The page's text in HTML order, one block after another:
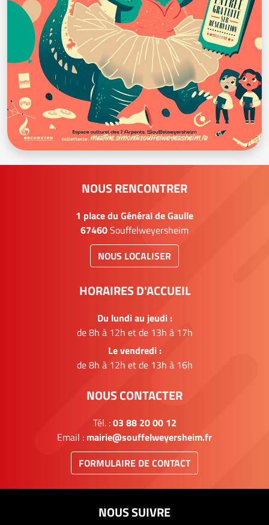
NOUS RENCONTRER
1 place du Général de Gaulle
67460Souffelweyersheim
NOUS LOCALISER
HORAIRES D'ACCUEIL
Du lundi au jeudi :
de 8h à 12h et de 13h à 17h
Le vendredi :
de 8h à 12h et de 13h à 16h
NOUS CONTACTER
Tél. :03 88 20 00 12
Email : mairie@souffelweyersheim.fr
FORMULAIRE DE CONTACT
NOUS SUIVRE